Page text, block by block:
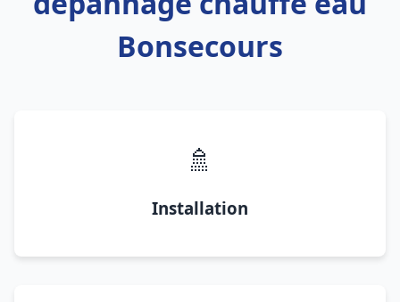
Bonsecours
🚿
Installation